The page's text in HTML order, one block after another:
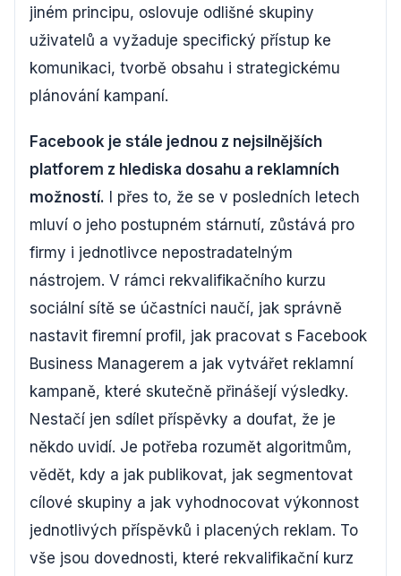
jiném principu, oslovuje odlišné skupiny
uživatelů a vyžaduje specifický přístup ke
komunikaci, tvorbě obsahu i strategickému
plánování kampaní.
Facebook je stále jednou z nejsilnějších
platforem z hlediska dosahu a reklamních
možností. I přes to, že se v posledních letech
mluví o jeho postupném stárnutí, zůstává pro
firmy i jednotlivce nepostradatelným
nástrojem. V rámci rekvalifikačního kurzu
sociální sítě se účastníci naučí, jak správně
nastavit firemní profil, jak pracovat s Facebook
Business Managerem a jak vytvářet reklamní
kampaně, které skutečně přinášejí výsledky.
Nestačí jen sdílet příspěvky a doufat, že je
někdo uvidí. Je potřeba rozumět algoritmům,
vědět, kdy a jak publikovat, jak segmentovat
cílové skupiny a jak vyhodnocovat výkonnost
jednotlivých příspěvků i placených reklam. To
vše jsou dovednosti, které rekvalifikační kurz